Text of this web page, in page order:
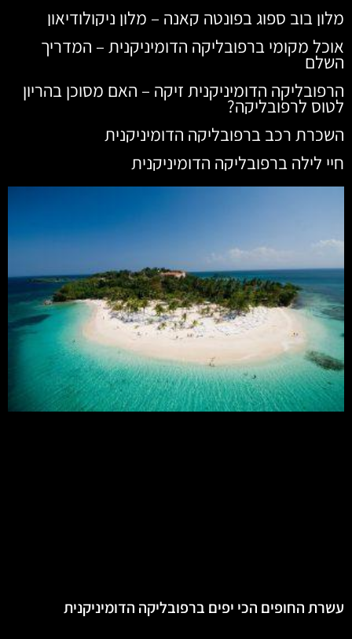
מלון בוב ספוג בפונטה קאנה – מלון ניקולודיאון
אוכל מקומי ברפובליקה הדומיניקנית – המדריך
השלם
הרפובליקה הדומיניקנית זיקה – האם מסוכן בהריון
לטוס לרפובליקה?
השכרת רכב ברפובליקה הדומיניקנית
חיי לילה ברפובליקה הדומיניקנית
עשרת החופים הכי יפים ברפובליקה הדומיניקנית